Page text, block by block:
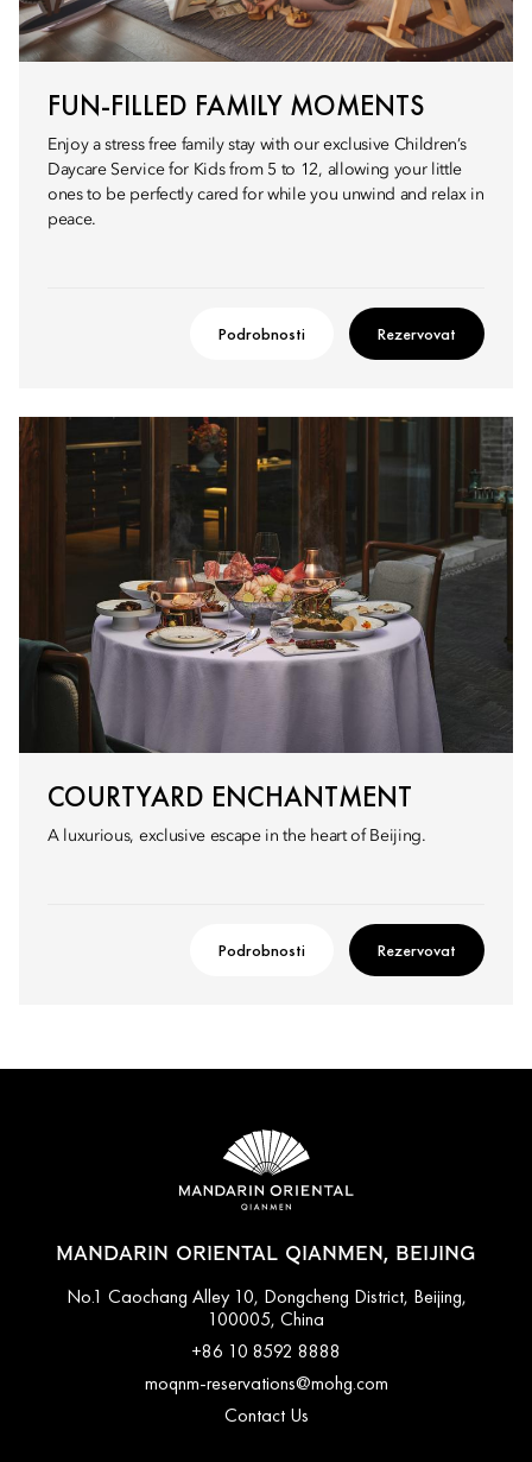
FUN-FILLED FAMILY MOMENTS
Enjoy a stress free family stay with our exclusive Children’s
Daycare Service for Kids from 5 to 12, allowing your little
ones to be perfectly cared for while you unwind and relax in
peace.
Podrobnosti Rezervovat
COURTYARD ENCHANTMENT
A luxurious, exclusive escape in the heart of Beijing.
Podrobnosti Rezervovat
MANDARIN ORIENTAL QIANMEN, BEIJING
No.1 Caochang Alley 10, Dongcheng District, Beijing,
100005, China
+86 10 8592 8888
moqnm-reservations@mohg.com
Contact Us